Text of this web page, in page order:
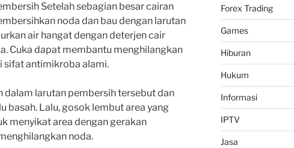
Setelah sebagian besar cairan
noda dan bau dengan larutan
air hangat dengan deterjen cair
Cuka dapat membantu menghilangkan
sifat antimikroba alami.
dalam larutan pembersih tersebut dan
basah. Lalu, gosok lembut area yang
menyikat area dengan gerakan
noda.
Forex Trading
Games
Hiburan
Hukum
Informasi
IPTV
Jasa